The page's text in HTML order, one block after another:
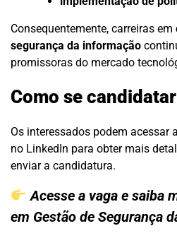
Consequentemente, carreiras em
segurança da informação
promissoras do mercado
Como se
Os interessados podem acessar
no LinkedIn para obter mais
enviar a candidatura.
Acesse a vaga e saiba
em Gestão de Segurança